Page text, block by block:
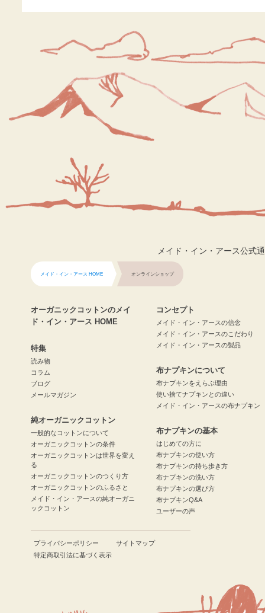
メイド・イン・アース公式
メイド・イン・アース HOME オンラインショップ
オーガニックコットンのメイ
ド・イン・アース HOME
特集
読み物
コラム
ブログ
メールマガジン
純オーガニックコットン
一般的なコットンについて
オーガニックコットンの条件
オーガニックコットンは世界を変え
る
オーガニックコットンのつくり方
オーガニックコットンのふるさと
メイド・イン・アースの純オーガニ
ックコットン
コンセプト
メイド・イン・アースの信念
メイド・イン・アースのこだわり
メイド・イン・アースの製品
布ナプキンについて
布ナプキンをえらぶ理由
使い捨てナプキンとの違い
メイド・イン・アースの布ナプキン
布ナプキンの基本
はじめての方に
布ナプキンの使い方
布ナプキンの持ち歩き方
布ナプキンの洗い方
布ナプキンの選び方
布ナプキンQ&A
ユーザーの声
プライバシーポリシー
サイトマップ
特定商取引法に基づく表示